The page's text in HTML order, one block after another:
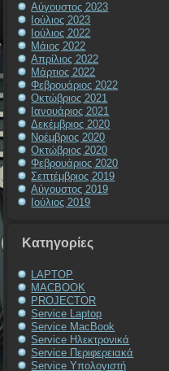
Αύγουστος 2023
Ιούλιος 2023
Ιούλιος 2022
Μάιος 2022
Απρίλιος 2022
Μάρτιος 2022
Φεβρουάριος 2022
Οκτώβριος 2021
Ιανουάριος 2021
Δεκέμβριος 2020
Νοέμβριος 2020
Οκτώβριος 2020
Φεβρουάριος 2020
Σεπτέμβριος 2019
Αύγουστος 2019
Ιούλιος 2019
Kατηγορίες
LAPTOP
MACBOOK
PROJECTOR
Service Laptop
Service MacBook
Service Ηλεκτρονικά
Service Περιφερειακά
Service Υπολογιστή